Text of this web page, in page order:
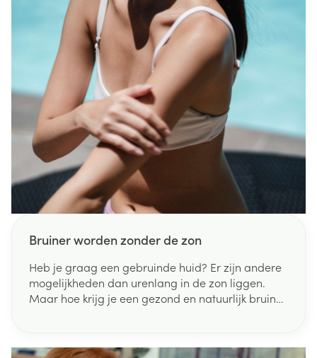
Bruiner worden zonder de zon
Heb je graag een gebruinde huid? Er zijn andere
mogelijkheden dan urenlang in de zon liggen.
Maar hoe krijg je een gezond en natuurlijk bruin